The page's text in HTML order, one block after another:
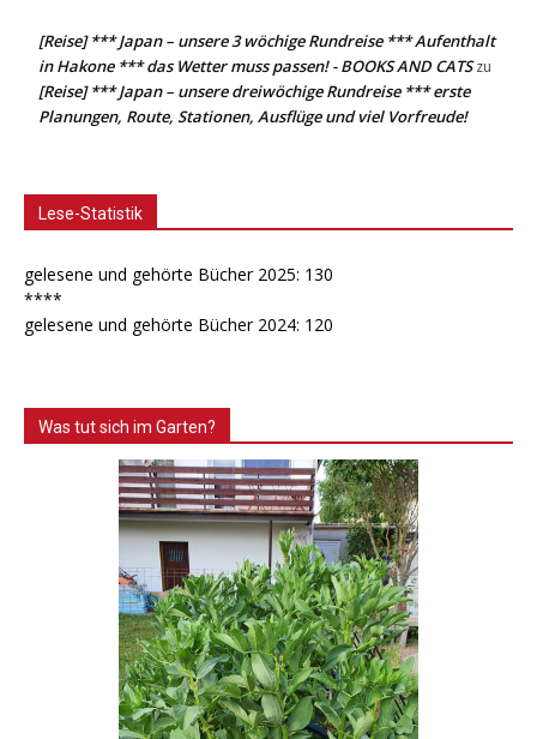
[Reise] *** Japan – unsere 3 wöchige Rundreise *** Aufenthalt
in Hakone *** das Wetter muss passen! - BOOKS AND CATSzu
[Reise] *** Japan – unsere dreiwöchige Rundreise *** erste
Planungen, Route, Stationen, Ausflüge und viel Vorfreude!
Lese-Statistik
gelesene und gehörte Bücher 2025: 130
****
gelesene und gehörte Bücher 2024: 120
Was tut sich im Garten?